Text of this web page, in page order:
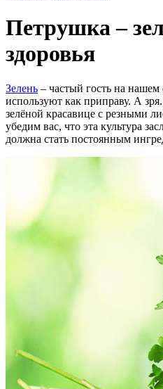
Петрушка –
здоровья
Зелень – частый гость на
используют как приправу. А
зелёной красавице с резными
убедим вас, что эта культура
должна стать постоянным